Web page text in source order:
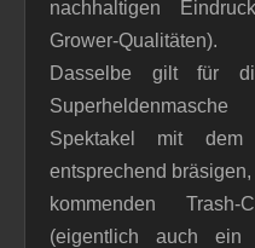
nachhaltigen
Grower-Qualitäten).
Dasselbe gilt für
Spektakel mit
entsprechend
kommenden Trash-
(eigentlich auch